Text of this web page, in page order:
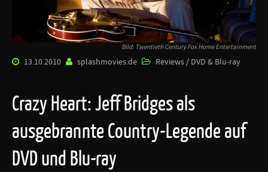
Bild: Twentieth Century Fox Home Entertainment
13.10.2010 splashmovies.de Reviews / DVD & Blu-ray
Crazy Heart: Jeff Bridges als
ausgebrannte Country-Legende auf
DVD und Blu-ray